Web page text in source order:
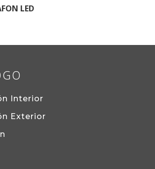
LED
Interior
Exterior